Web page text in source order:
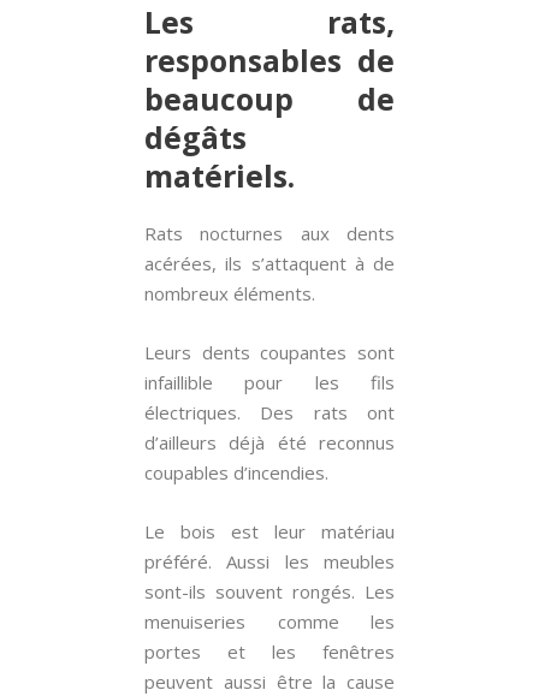
Les rats,
responsables de
beaucoup de
dégâts
matériels.
Rats nocturnes aux dents
acérées, ils s’attaquent à de
nombreux éléments.
Leurs dents coupantes sont
infaillible pour les fils
électriques. Des rats ont
d’ailleurs déjà été reconnus
coupables d’incendies.
Le bois est leur matériau
préféré. Aussi les meubles
sont-ils souvent rongés. Les
menuiseries comme les
portes et les fenêtres
peuvent aussi être la cause